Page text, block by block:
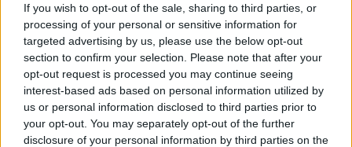
If you wish to opt-out of the sale, sharing to third parties, or
processing of your personal or sensitive information for
targeted advertising by us, please use the below opt-out
section to confirm your selection. Please note that after your
opt-out request is processed you may continue seeing
interest-based ads based on personal information utilized by
us or personal information disclosed to third parties prior to
your opt-out. You may separately opt-out of the further
disclosure of your personal information by third parties on the
Spra-Tec | Předmět:
80 letým dědouškům to stejně šlape jako zamlada.